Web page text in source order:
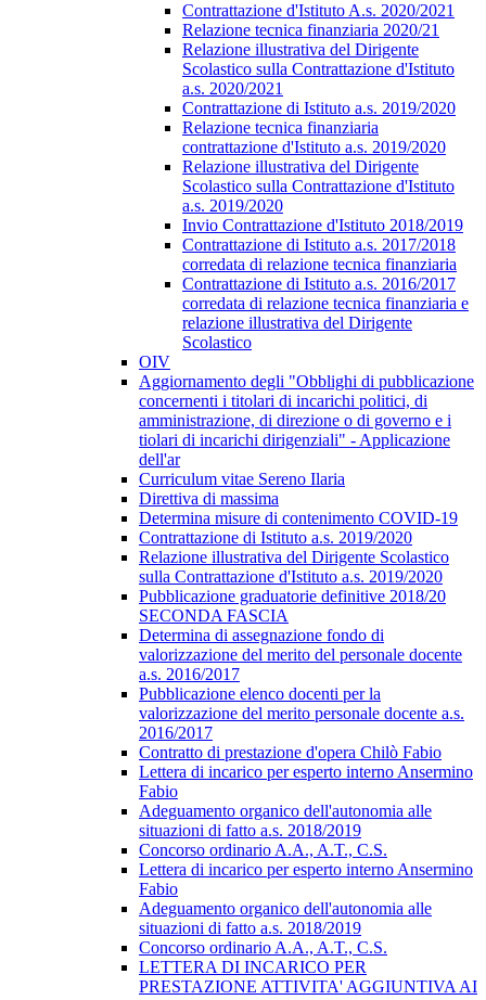
Contrattazione d'Istituto A.s. 2020/2021
Relazione tecnica finanziaria 2020/21
Relazione illustrativa del Dirigente
Scolastico sulla Contrattazione d'Istituto
a.s. 2020/2021
Contrattazione di Istituto a.s. 2019/2020
Relazione tecnica finanziaria
contrattazione d'Istituto a.s. 2019/2020
Relazione illustrativa del Dirigente
Scolastico sulla Contrattazione d'Istituto
a.s. 2019/2020
Invio Contrattazione d'Istituto 2018/2019
Contrattazione di Istituto a.s. 2017/2018
corredata di relazione tecnica finanziaria
Contrattazione di Istituto a.s. 2016/2017
corredata di relazione tecnica finanziaria e
relazione illustrativa del Dirigente
Scolastico
OIV
Aggiornamento degli "Obblighi di pubblicazione
concernenti i titolari di incarichi politici, di
amministrazione, di direzione o di governo e i
tiolari di incarichi dirigenziali" - Applicazione
dell'ar
Curriculum vitae Sereno Ilaria
Direttiva di massima
Determina misure di contenimento COVID-19
Contrattazione di Istituto a.s. 2019/2020
Relazione illustrativa del Dirigente Scolastico
sulla Contrattazione d'Istituto a.s. 2019/2020
Pubblicazione graduatorie definitive 2018/20
SECONDA FASCIA
Determina di assegnazione fondo di
valorizzazione del merito del personale docente
a.s. 2016/2017
Pubblicazione elenco docenti per la
valorizzazione del merito personale docente a.s.
2016/2017
Contratto di prestazione d'opera Chilò Fabio
Lettera di incarico per esperto interno Ansermino
Fabio
Adeguamento organico dell'autonomia alle
situazioni di fatto a.s. 2018/2019
Concorso ordinario A.A., A.T., C.S.
Lettera di incarico per esperto interno Ansermino
Fabio
Adeguamento organico dell'autonomia alle
situazioni di fatto a.s. 2018/2019
Concorso ordinario A.A., A.T., C.S.
LETTERA DI INCARICO PER
PRESTAZIONE ATTIVITA' AGGIUNTIVA AI